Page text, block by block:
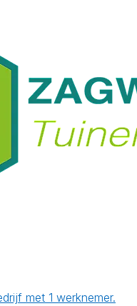
met 1 werknemer.